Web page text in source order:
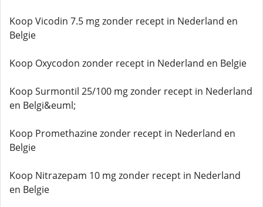
Koop Vicodin 7.5 mg zonder recept in Nederland en
Belgie
Koop Oxycodon zonder recept in Nederland en Belgie
Koop Surmontil 25/100 mg zonder recept in Nederland
en Belgi&euml;
Koop Promethazine zonder recept in Nederland en
Belgie
Koop Nitrazepam 10 mg zonder recept in Nederland
en Belgie